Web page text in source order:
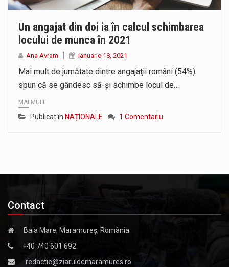
Un angajat din doi ia în calcul schimbarea
locului de munca în 2021
Ana Avram ianuarie 18, 2021
Mai mult de jumătate dintre angajaţii români (54%)
spun că se gândesc să-şi schimbe locul de…
MAI MULT
Publicat în NAȚIONALE 1 Comentariu
Contact
Baia Mare, Maramureș, România
+40 740 601 692
redactie@ziaruldemaramures.ro